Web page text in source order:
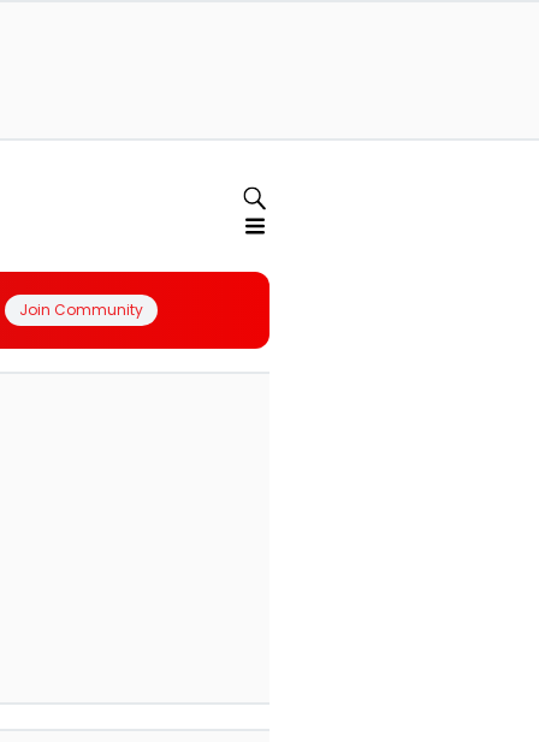
Join Community